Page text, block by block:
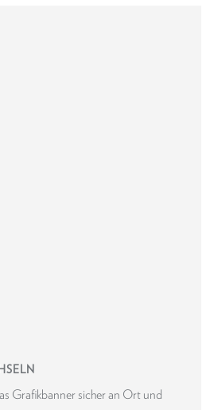
Grafikbanner sicher an Ort und